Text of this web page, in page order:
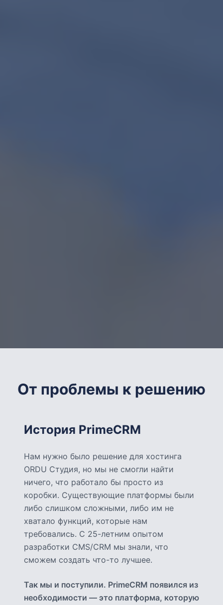
От проблемы к решению
История PrimeCRM
Нам нужно было решение для хостинга
ORDU Студия, но мы не смогли найти
ничего, что работало бы просто из
коробки. Существующие платформы были
либо слишком сложными, либо им не
хватало функций, которые нам
требовались. С 25-летним опытом
разработки CMS/CRM мы знали, что
сможем создать что-то лучшее.
Так мы и поступили. PrimeCRM появился из
необходимости — это платформа, которую